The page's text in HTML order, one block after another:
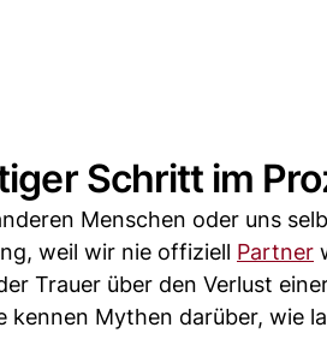
Schritt im
Menschen oder uns
weil wir nie offiziell Partner
Trauer über den Verlust
Mythen darüber, wie